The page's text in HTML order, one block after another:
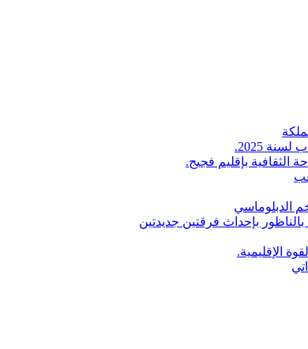
2025.
الثقافية بإقليم فجيج.
بالناظور بإحداث فرقتين جديدتين
الإقليمية.